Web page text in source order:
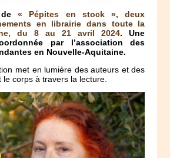
de« Pépites en stock », deux
en librairie dans toute la
du 8 au 21 avril 2024. Une
par l’association des
en Nouvelle-Aquitaine.
met en lumière des auteurs et des
corps à travers la lecture.